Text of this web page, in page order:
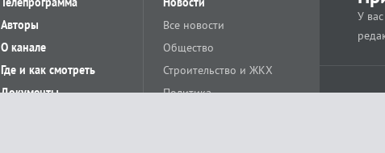
Авторы
О канале
Где и как смотреть
Документы
Все новости
Общество
Строительство и ЖКХ
Политика
У